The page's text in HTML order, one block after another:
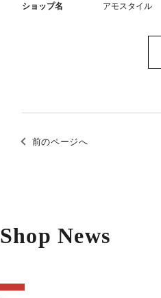
ショップ名 アモスタイル
前のページへ
Shop News